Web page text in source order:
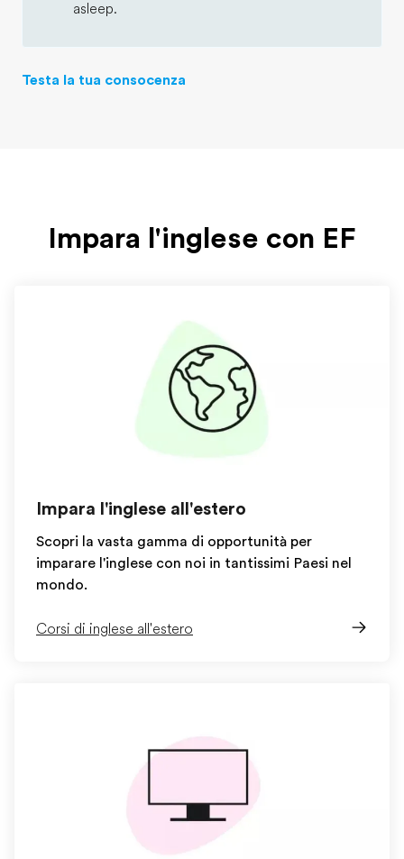
asleep.
Testa la tua consocenza
Impara l'inglese con EF
Impara l'inglese all'estero
Scopri la vasta gamma di opportunità per
imparare l'inglese con noi in tantissimi Paesi nel
mondo.
Corsi di inglese all'estero